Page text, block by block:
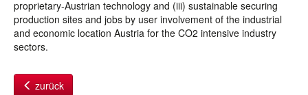
proprietary-Austrian technology and (iii) sustainable securing
production sites and jobs by user involvement of the industrial
and economic location Austria for the CO2 intensive industry
sectors.
zurück